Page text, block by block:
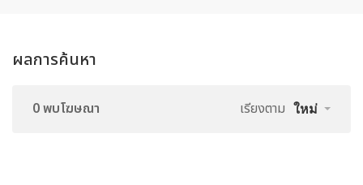
ผลการค้นหา
0 พบโฆษณา เรียงตาม ใหม่